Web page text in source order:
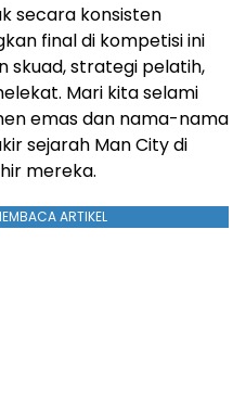
secara konsisten
final di kompetisi ini
skuad, strategi pelatih,
Mari kita selami
emas dan nama-nama
sejarah Man City di
mereka.
ARTIKEL